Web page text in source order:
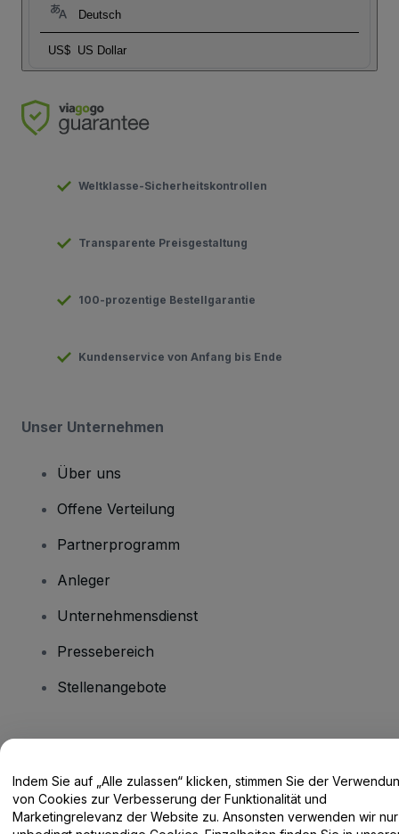
Deutsch
US$ US Dollar
Weltklasse-Sicherheitskontrollen
Transparente Preisgestaltung
100-prozentige Bestellgarantie
Kundenservice von Anfang bis Ende
Unser Unternehmen
Über uns
Offene Verteilung
Partnerprogramm
Anleger
Unternehmensdienst
Pressebereich
Stellenangebote
Hilfe-Center / Kontakt
Indem Sie auf „Alle zulassen“ klicken, stimmen Sie der
von Cookies zur Verbesserung der Funktionalität und
Marketingrelevanz der Website zu. Ansonsten verwenden wir nur